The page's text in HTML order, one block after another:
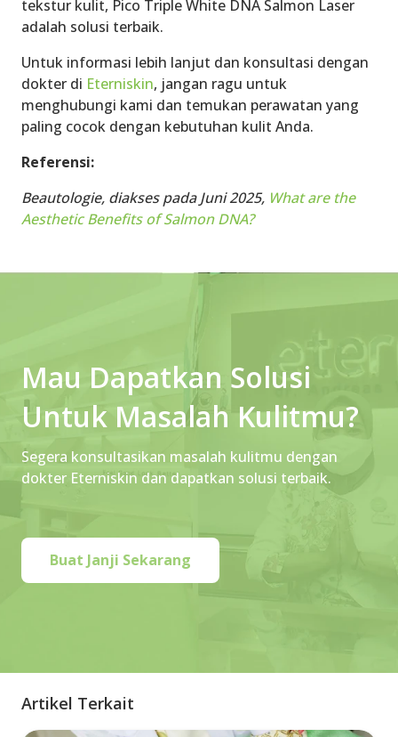
tekstur kulit, Pico Triple White DNA Salmon Laser
adalah solusi terbaik.
Untuk informasi lebih lanjut dan konsultasi dengan
dokter di Eterniskin, jangan ragu untuk
menghubungi kami dan temukan perawatan yang
paling cocok dengan kebutuhan kulit Anda.
Referensi:
Beautologie, diakses pada Juni 2025, What are the
Aesthetic Benefits of Salmon DNA?
Mau Dapatkan Solusi
Untuk Masalah Kulitmu?
Segera konsultasikan masalah kulitmu dengan
dokter Eterniskin dan dapatkan solusi terbaik.
Buat Janji Sekarang
Artikel Terkait